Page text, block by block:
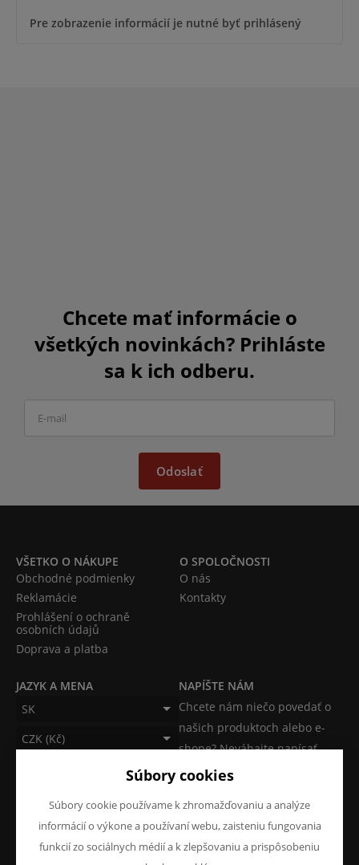
Pre zobrazenie informácií je nutné byť prihlásený
Chcete mať informácie o
všetkých novinkách? Prihláste
sa k ich odberu.
Odoslať
VŠETKO O NÁKUPE
Obchodné podmienky
Reklamácie
Prohlášení o ochraně
osobních údajů
Doprava a platba
O SPOLOČNOSTI
O nás
Kontakty
JAZYK A MENA
SK
CZK (Kč)
NAPÍŠTE NÁM
Chcete nám niečo povedať o
našich produktoch alebo e-
shope? Neváhajte napísať.
Chcem napísať správu
Súbory cookies
Súbory cookie používame k zhromažďovaniu a analýze
informácií o výkone a používaní webu, zaisteniu fungovania
funkcií zo sociálnych médií a k zlepšovaniu a prispôsobeniu